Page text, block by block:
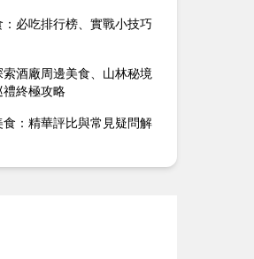
必吃排行榜、實戰小技巧
酒廠周邊美食、山林秘境
禮終極攻略
食：精華評比與常見疑問解